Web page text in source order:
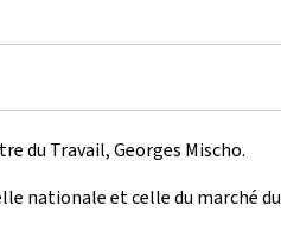
du Travail, Georges Mischo.
nationale et celle du marché